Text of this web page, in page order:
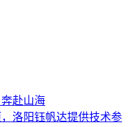
赴山海
洛阳钰帆达提供技术参